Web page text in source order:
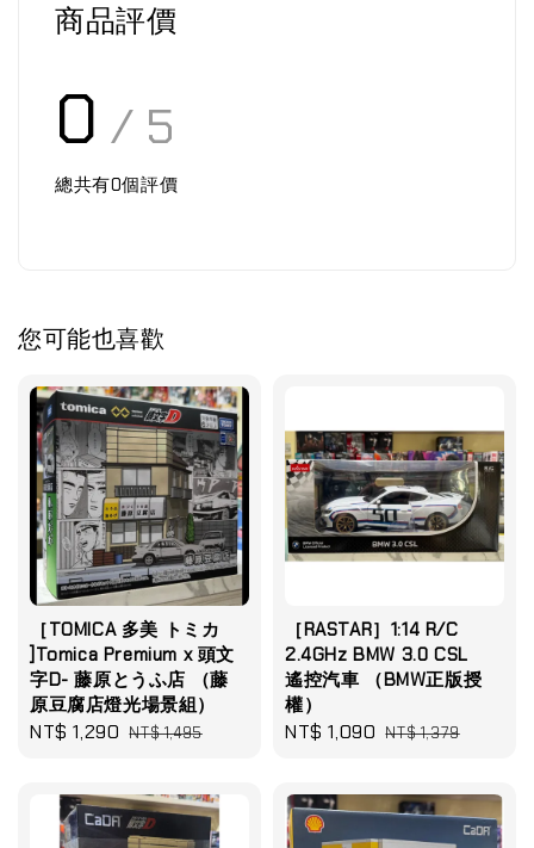
商品評價
0 / 5
總共有0個評價
您可能也喜歡
［TOMICA 多美 トミカ
]Tomica Premium x 頭文
字D- 藤原とうふ店 （藤
原豆腐店燈光場景組）
Sale
NT$ 1,290 Regular
NT$ 1,495
［RASTAR］1:14 R/C
2.4GHz BMW 3.0 CSL
遙控汽車 （BMW正版授
權）
Sale
NT$ 1,090 Regular
NT$ 1,379